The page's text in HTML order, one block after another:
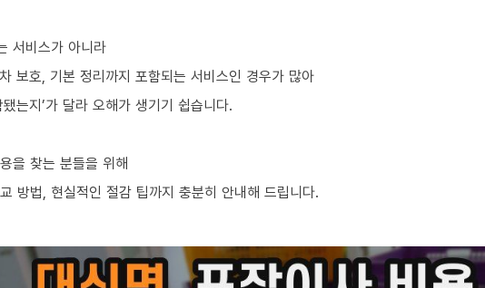
서비스가 아니라
보호, 기본 정리까지 포함되는 서비스인 경우가 많아
는지’가 달라 오해가 생기기 쉽습니다.
을 찾는 분들을 위해
방법, 현실적인 절감 팁까지 충분히 안내해 드립니다.